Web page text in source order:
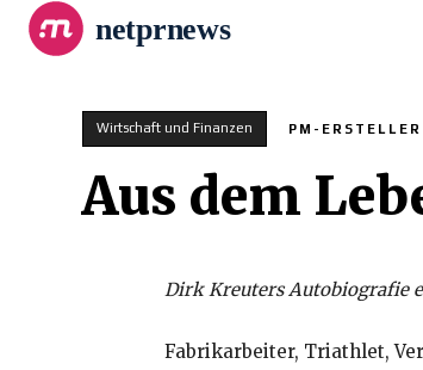
netprnews
Wirtschaft und Finanzen PM-ERSTELLER
Aus dem
Dirk Kreuters Autobiografie
Fabrikarbeiter, Triathlet,